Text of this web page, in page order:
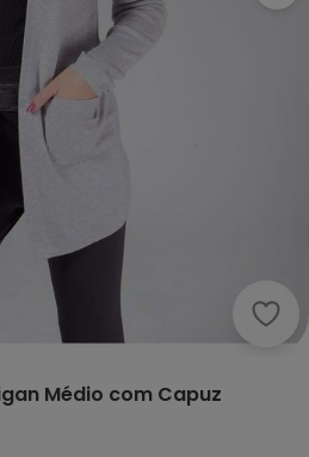
Médio com Capuz